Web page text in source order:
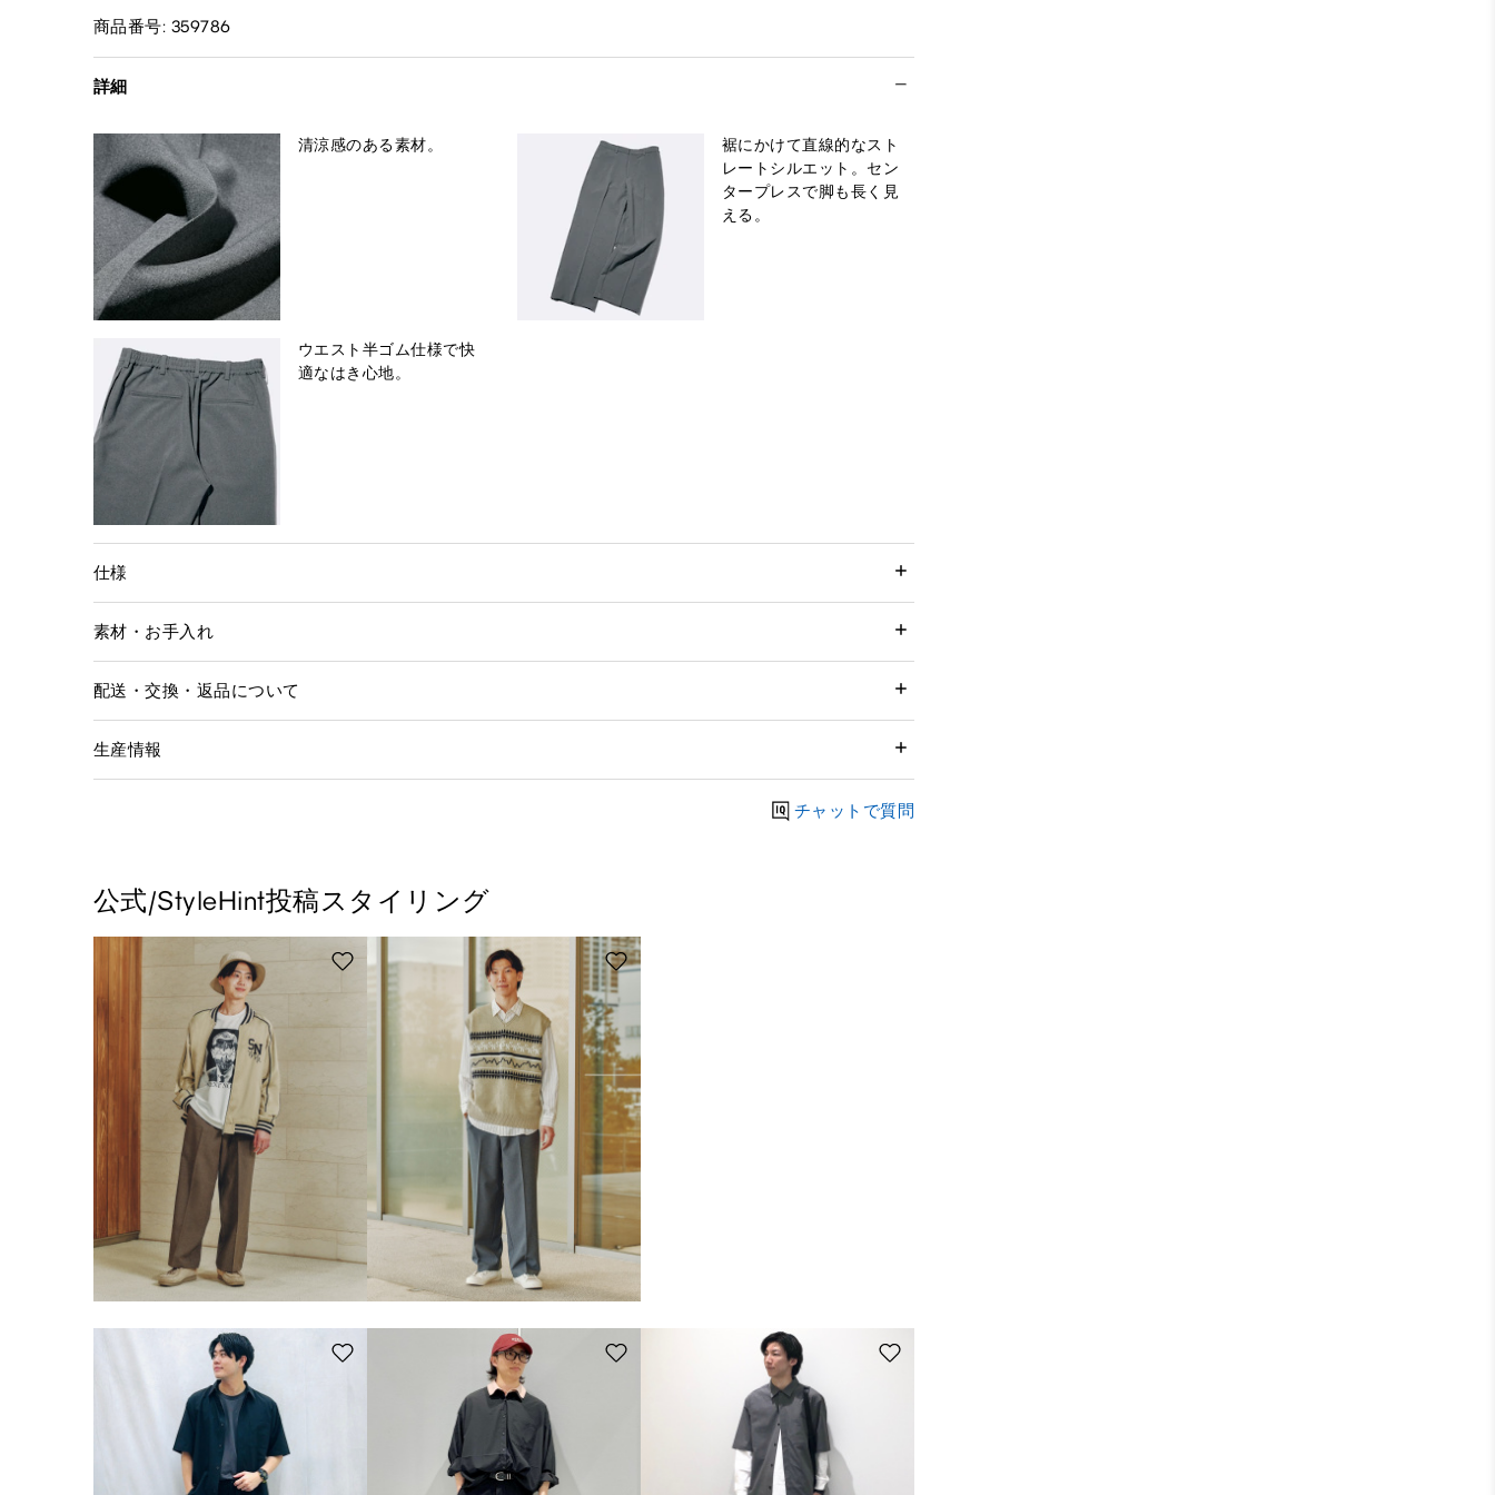
商品番号: 359786
詳細
清涼感のある素材。
裾にかけて直線的なスト
レートシルエット。セン
タープレスで脚も長く見
える。
ウエスト半ゴム仕様で快
適なはき心地。
仕様
素材・お手入れ
配送・交換・返品について
生産情報
チャットで質問
公式/StyleHint投稿スタイリング